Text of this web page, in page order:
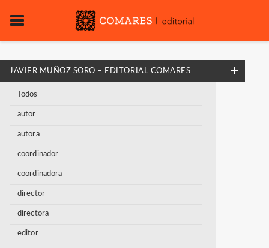
JAVIER MUÑOZ SORO – EDITORIAL COMARES
Todos
autor
autora
coordinador
coordinadora
director
directora
editor